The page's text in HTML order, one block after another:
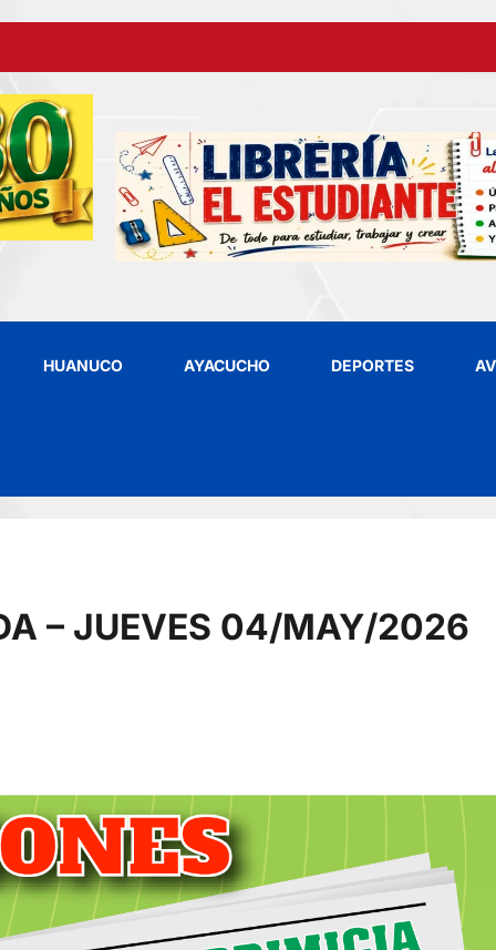
HUANUCO AYACUCHO DEPORTES
– JUEVES 04/MAY/2026